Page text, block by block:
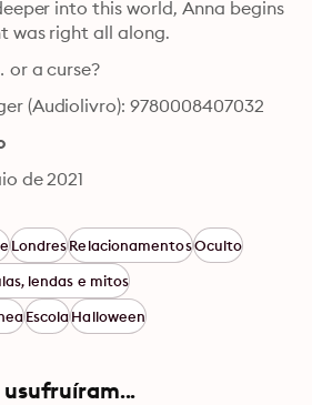
into this world, Anna begins
was right all along.
a curse?
(Audiolivro): 9780008407032
de 2021
LondresRelacionamentosOculto
lendas e mitos
EscolaHalloween